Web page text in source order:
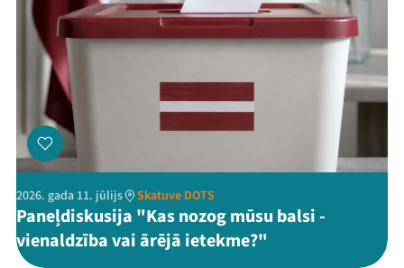
2026. gada 11. jūlijs Skatuve DOTS
Paneļdiskusija "Kas nozog mūsu balsi -
vienaldzība vai ārējā ietekme?"